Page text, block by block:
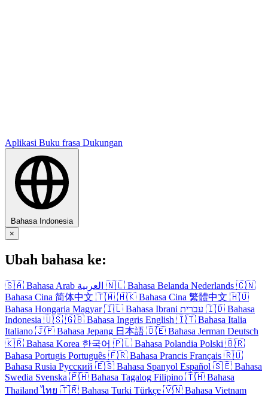
Aplikasi Buku frasa Dukungan
Bahasa Indonesia
×
Ubah bahasa ke:
🇸🇦 Bahasa Arab العربية 🇳🇱 Bahasa Belanda Nederlands 🇨🇳
Bahasa Cina 简体中文 🇹🇼 🇭🇰 Bahasa Cina 繁體中文 🇭🇺
Bahasa Hongaria Magyar 🇮🇱 Bahasa Ibrani עברית 🇮🇩 Bahasa
Indonesia 🇺🇸 🇬🇧 Bahasa Inggris English 🇮🇹 Bahasa Italia
Italiano 🇯🇵 Bahasa Jepang 日本語 🇩🇪 Bahasa Jerman Deutsch
🇰🇷 Bahasa Korea 한국어 🇵🇱 Bahasa Polandia Polski 🇧🇷
Bahasa Portugis Português 🇫🇷 Bahasa Prancis Français 🇷🇺
Bahasa Rusia Русский 🇪🇸 Bahasa Spanyol Español 🇸🇪 Bahasa
Swedia Svenska 🇵🇭 Bahasa Tagalog Filipino 🇹🇭 Bahasa
Thailand ไทย 🇹🇷 Bahasa Turki Türkçe 🇻🇳 Bahasa Vietnam